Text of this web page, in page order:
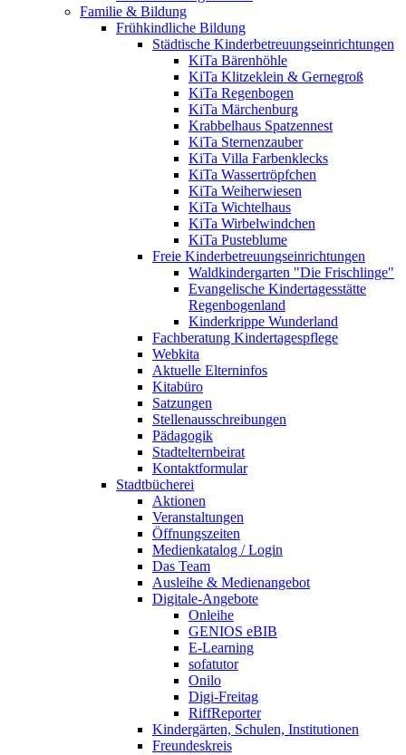
Familie & Bildung
Frühkindliche Bildung
Städtische Kinderbetreuungseinrichtungen
KiTa Bärenhöhle
KiTa Klitzeklein & Gernegroß
KiTa Regenbogen
KiTa Märchenburg
Krabbelhaus Spatzennest
KiTa Sternenzauber
KiTa Villa Farbenklecks
KiTa Wassertröpfchen
KiTa Weiherwiesen
KiTa Wichtelhaus
KiTa Wirbelwindchen
KiTa Pusteblume
Freie Kinderbetreuungseinrichtungen
Waldkindergarten "Die Frischlinge"
Evangelische Kindertagesstätte
Regenbogenland
Kinderkrippe Wunderland
Fachberatung Kindertagespflege
Webkita
Aktuelle Elterninfos
Kitabüro
Satzungen
Stellenausschreibungen
Pädagogik
Stadtelternbeirat
Kontaktformular
Stadtbücherei
Aktionen
Veranstaltungen
Öffnungszeiten
Medienkatalog / Login
Das Team
Ausleihe & Medienangebot
Digitale-Angebote
Onleihe
GENIOS eBIB
E-Learning
sofatutor
Onilo
Digi-Freitag
RiffReporter
Kindergärten, Schulen, Institutionen
Freundeskreis